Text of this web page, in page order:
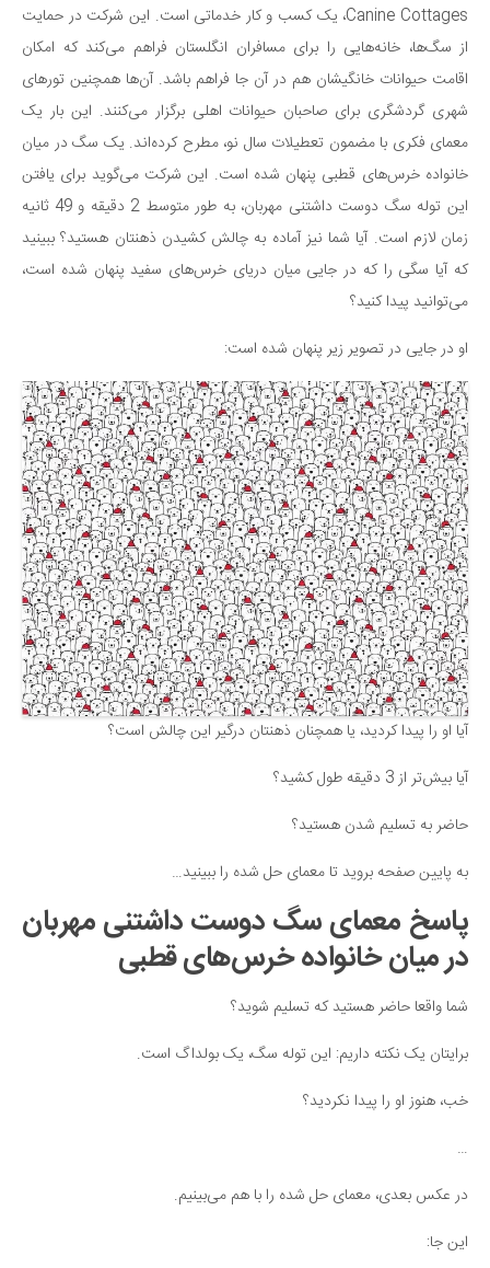
تاریخ
معماری
علمی
فناوری‌ها
نجوم و هوا فضا
زمین و محیط زیست
خودرو
سرگرمی
دانستنی‌ها
بازی
طنز
فال
مسابقه
اخبار
Canine Cottages، یک کسب و کار خدماتی است. این شرکت در حمایت
از سگ‌ها، خانه‌هایی را برای مسافران انگلستان فراهم می‌کند که امکان
اقامت حیوانات خانگیشان هم در آن جا فراهم باشد. آن‌ها همچنین تورهای
شهری گردشگری برای صاحبان حیوانات اهلی برگزار می‌کنند. این بار یک
معمای فکری با مضمون تعطیلات سال نو، مطرح کرده‌اند. یک سگ در میان
خانواده خرس‌های قطبی پنهان شده است. این شرکت می‌گوید برای یافتن
این توله سگ دوست داشتنی مهربان، به طور متوسط 2 دقیقه و 49 ثانیه
زمان لازم است. آیا شما نیز آماده به چالش کشیدن ذهنتان هستید؟ ببینید
که آیا سگی را که در جایی میان دریای خرس‌های سفید پنهان شده است،
می‌توانید پیدا کنید؟
او در جایی در تصویر زیر پنهان شده است:
آیا او را پیدا کردید، یا همچنان ذهنتان درگیر این چالش است؟
آیا بیش‌تر از 3 دقیقه طول کشید؟
حاضر به تسلیم شدن هستید؟
به پایین صفحه بروید تا معمای حل شده را ببینید…
پاسخ معمای سگ دوست داشتنی مهربان
در میان خانواده خرس‌های قطبی
شما واقعا حاضر هستید که تسلیم شوید؟
برایتان یک نکته داریم: این توله سگ، یک بولداگ است.
خب، هنوز او را پیدا نکردید؟
…
در عکس بعدی، معمای حل شده را با هم می‌بینیم.
این جا: